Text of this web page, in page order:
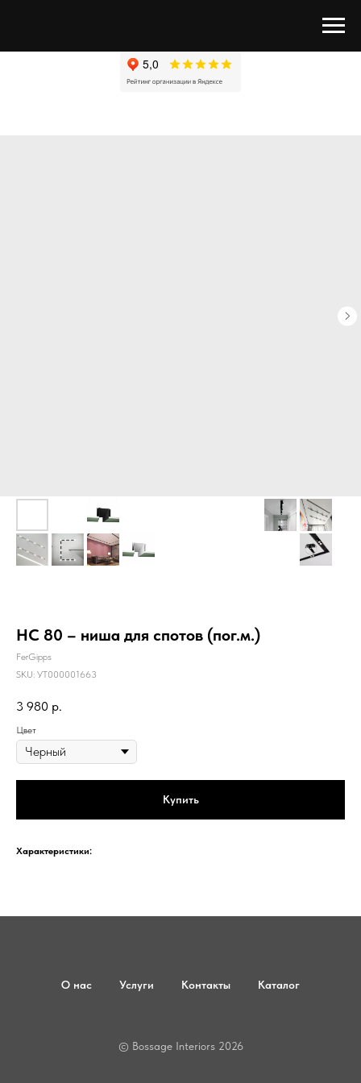
НС 80 – ниша для спотов (пог.м.)
FerGipps
SKU: УТ000001663
3 980 р.
Цвет
Купить
Характеристики:
О нас Услуги Контакты Каталог
© Bossage Interiors 2026